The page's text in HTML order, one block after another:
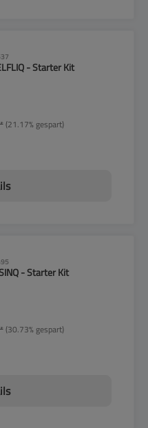
- Starter Kit
(21.17% gespart)
- Starter Kit
(30.73% gespart)